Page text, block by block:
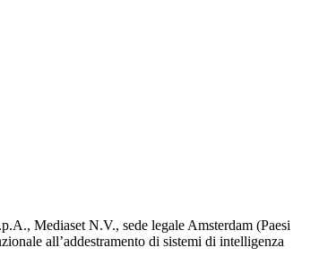
Mediaset N.V., sede legale Amsterdam (Paesi
all’addestramento di sistemi di intelligenza